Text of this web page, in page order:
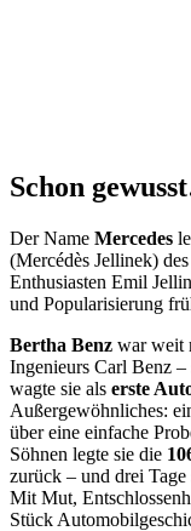
Schon
Der Name Mercedes
(Mercédès Jellinek)
Enthusiasten Emil
und Popularisierung
Bertha Benz war weit
Ingenieurs Carl Benz
wagte sie als erste
Außergewöhnliches:
über eine einfache
Söhnen legte sie die
zurück – und drei
Mit Mut,
Stück